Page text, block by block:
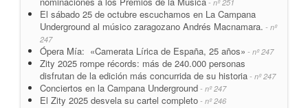
- nº 251
El sábado 25 de octubre escuchamos en La Campana
Underground al músico zaragozano Andrés Macnamara. - nº
247
Ópera Mía: «Camerata Lírica de España, 25 años» - nº 247
Zity 2025 rompe récords: más de 240.000 personas
disfrutan de la edición más concurrida de su historia - nº 247
Conciertos en la Campana Underground - nº 247
El Zity 2025 desvela su cartel completo - nº 246